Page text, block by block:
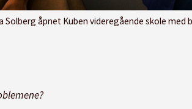
Solberg åpnet Kuben videregående skole med